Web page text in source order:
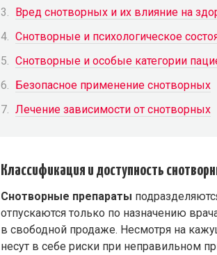
Вред снотворных и их влияние на
Снотворные и психологическое
Снотворные и особые категории
Безопасное применение снотворных
Лечение зависимости от снотворных
Классификация и доступность
Снотворные препараты
отпускаются только по назначению
в свободной продаже. Несмотря на
несут в себе риски при неправильном